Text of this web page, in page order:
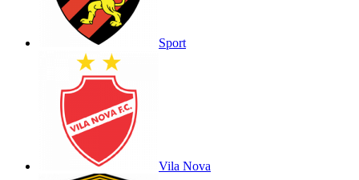
Sport
Vila Nova